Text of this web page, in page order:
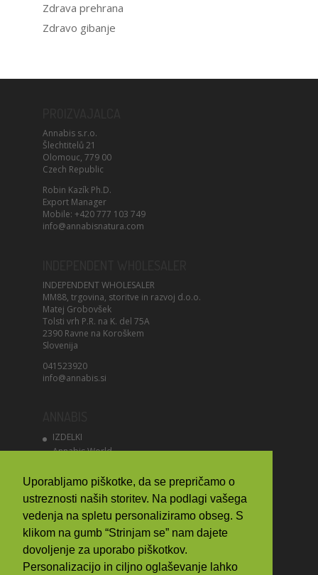
Uporabljamo piškotke, da se prepričamo o
ustreznosti naših storitev. Na podlagi vašega
vedenja na spletu personaliziramo obseg. S
klikom na gumb “Strinjam se” nam dajete
dovoljenje za uporabo piškotkov.
Personalizacijo in ciljno oglaševanje lahko
Zdrava prehrana
Zdravo gibanje
Annabis s.r.o.
Šlechtitelů 21
Olomouc, 779 00
Czech Republic
Robin Kazík Ph.D.
Export Manager
Mobile: +420 777 103 749
info@annabisnatura.com
INDEPENDENT WHOLESALER
MM88, trgovina, storitve in razvoj d.o.o.
Matej Grobovšek
Tolsti vrh P.R. na K. del 75A
2390 Ravne na Koroškem
Slovenija
041523920
info@annabis.si
IZDELKI
Annabis World
INFORMACIJE
Moj račun
Medicinska konoplja
Pravilnik o piškotki
Pogoji poslovanja